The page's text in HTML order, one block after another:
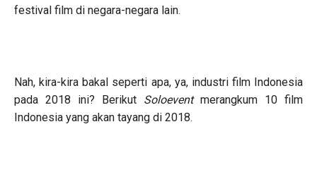
festival film di negara-negara lain.
Nah, kira-kira bakal seperti apa, ya, industri film Indonesia
pada 2018 ini? Berikut Soloevent merangkum 10 film
Indonesia yang akan tayang di 2018.